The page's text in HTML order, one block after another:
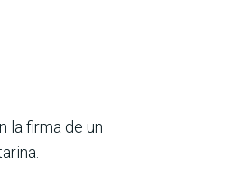
la firma de un